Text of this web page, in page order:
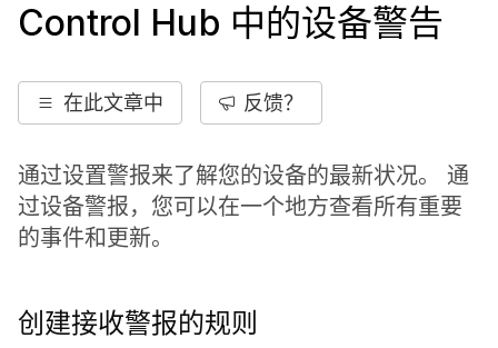
Control Hub 中的设备警告
在此文章中 反馈？
通过设置警报来了解您的设备的最新状况。 通
过设备警报，您可以在一个地方查看所有重要
的事件和更新。
创建接收警报的规则